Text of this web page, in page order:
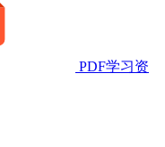
PDF学习资